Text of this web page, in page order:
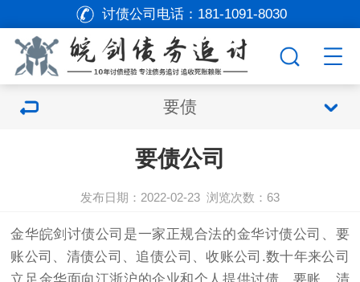
讨债公司电话： 181-1091-8030
要债
要债公司
发布日期：2022-02-23 浏览次数： 63
金华皖剑 讨债公司 是一家正规合法的金华讨债公司 、 要
账公司 、清债公司、追债公司、收账公司.数十年来公司